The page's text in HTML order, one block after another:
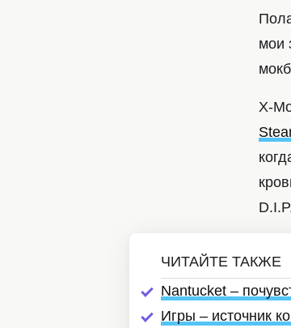
мои
X-
Nantucket –
Игры – источник